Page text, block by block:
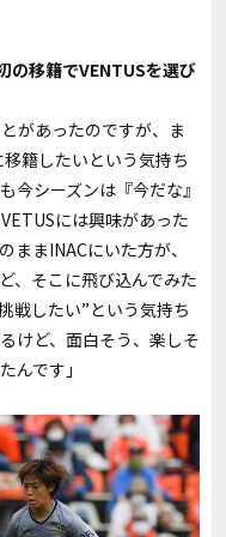
移籍でVENTUSを選び
があったのですが、ま
籍したいという気持ち
今シーズンは『今だな』
には興味があった
ままINACにいた方が、
、そこに飛び込んでみた
戦したい”という気持ち
けど、面白そう、楽しそ
んです」